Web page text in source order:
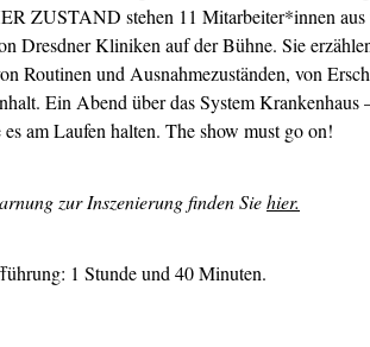
ZUSTAND stehen 11 Mitarbeiter*innen aus
Dresdner Kliniken auf der Bühne. Sie
Routinen und Ausnahme­zuständen, von
Ein Abend über das System Krankenhaus
am Laufen halten. The show must go on!
zur Inszenierung finden Siehier.
1 Stunde und 40 Minuten.